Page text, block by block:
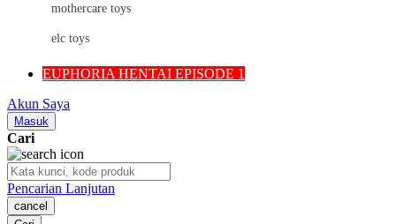
Oh Ma Grain
mothercare toys
elc toys
EUPHORIA HENTAI EPISODE 1
Akun Saya
Masuk
Cari
Pencarian Lanjutan
cancel